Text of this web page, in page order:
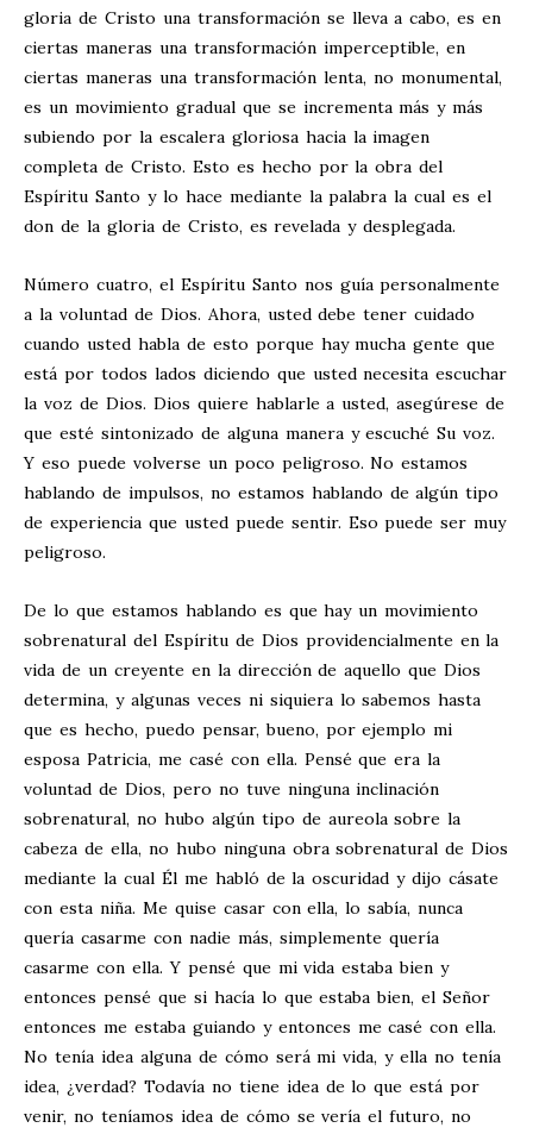
gloria de Cristo una transformación se lleva a cabo, es en
ciertas maneras una transformación imperceptible, en
ciertas maneras una transformación lenta, no monumental,
es un movimiento gradual que se incrementa más y más
subiendo por la escalera gloriosa hacia la imagen
completa de Cristo. Esto es hecho por la obra del
Espíritu Santo y lo hace mediante la palabra la cual es el
don de la gloria de Cristo, es revelada y desplegada.
Número cuatro, el Espíritu Santo nos guía personalmente
a la voluntad de Dios. Ahora, usted debe tener cuidado
cuando usted habla de esto porque hay mucha gente que
está por todos lados diciendo que usted necesita escuchar
la voz de Dios. Dios quiere hablarle a usted, asegúrese de
que esté sintonizado de alguna manera y escuché Su voz.
Y eso puede volverse un poco peligroso. No estamos
hablando de impulsos, no estamos hablando de algún tipo
de experiencia que usted puede sentir. Eso puede ser muy
peligroso.
De lo que estamos hablando es que hay un movimiento
sobrenatural del Espíritu de Dios providencialmente en la
vida de un creyente en la dirección de aquello que Dios
determina, y algunas veces ni siquiera lo sabemos hasta
que es hecho, puedo pensar, bueno, por ejemplo mi
esposa Patricia, me casé con ella. Pensé que era la
voluntad de Dios, pero no tuve ninguna inclinación
sobrenatural, no hubo algún tipo de aureola sobre la
cabeza de ella, no hubo ninguna obra sobrenatural de Dios
mediante la cual Él me habló de la oscuridad y dijo cásate
con esta niña. Me quise casar con ella, lo sabía, nunca
quería casarme con nadie más, simplemente quería
casarme con ella. Y pensé que mi vida estaba bien y
entonces pensé que si hacía lo que estaba bien, el Señor
entonces me estaba guiando y entonces me casé con ella.
No tenía idea alguna de cómo será mi vida, y ella no tenía
idea, ¿verdad? Todavía no tiene idea de lo que está por
venir, no teníamos idea de cómo se vería el futuro, no